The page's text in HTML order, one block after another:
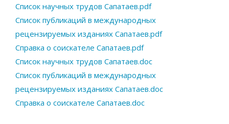
Список научных трудов Сапатаев.pdf
Список публикаций в международных
рецензируемых изданиях Сапатаев.pdf
Справка о соискателе Сапатаев.pdf
Список научных трудов Сапатаев.doc
Список публикаций в международных
рецензируемых изданиях Сапатаев.doc
Справка о соискателе Сапатаев.doc